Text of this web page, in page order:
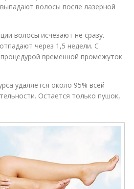
волосы после лазерной
волосы исчезают не сразу.
через 1,5 недели. С
временной промежуток
удаляется около 95% всей
Остается только пушок,